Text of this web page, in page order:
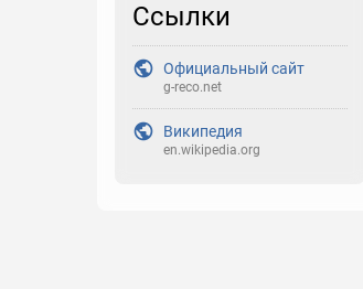
Ссылки
Официальный сайт
g-reco.net
Википедия
en.wikipedia.org